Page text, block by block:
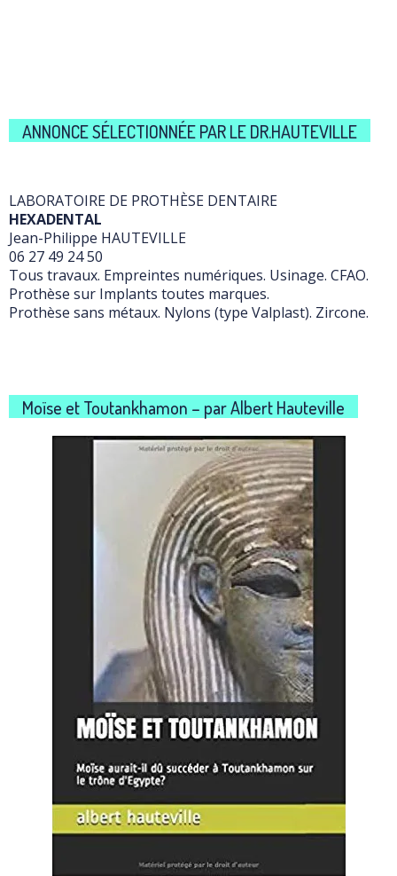
ANNONCE SÉLECTIONNÉE PAR LE DR.HAUTEVILLE
LABORATOIRE DE PROTHÈSE DENTAIRE
HEXADENTAL
Jean-Philippe HAUTEVILLE
06 27 49 24 50
Tous travaux. Empreintes numériques. Usinage. CFAO.
Prothèse sur Implants toutes marques.
Prothèse sans métaux. Nylons (type Valplast). Zircone.
Moïse et Toutankhamon – par Albert Hauteville